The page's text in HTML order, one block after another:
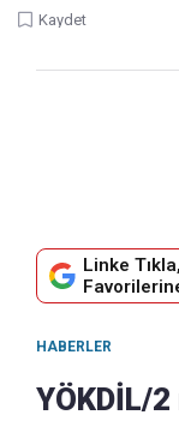
Kaydet
Linke
HABERLER
YÖKDİL/